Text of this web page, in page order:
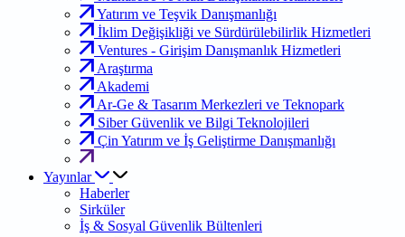
Yatırım ve Teşvik Danışmanlığı
İklim Değişikliği ve Sürdürülebilirlik Hizmetleri
Ventures - Girişim Danışmanlık Hizmetleri
Araştırma
Akademi
Ar-Ge & Tasarım Merkezleri ve Teknopark
Siber Güvenlik ve Bilgi Teknolojileri
Çin Yatırım ve İş Geliştirme Danışmanlığı
Yayınlar
Haberler
Sirküler
İş & Sosyal Güvenlik Bültenleri